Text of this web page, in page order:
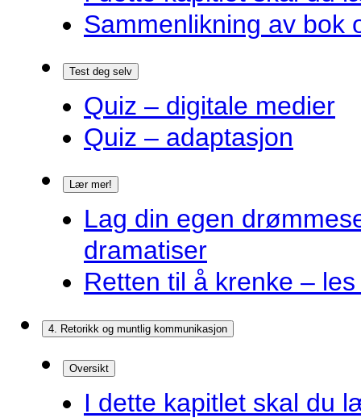
Sammenlikning av bok
Test deg selv
Quiz – digitale medier
Quiz – adaptasjon
Lær mer!
Lag din egen
dramatiser
Retten til å krenke –
4. Retorikk og muntlig kommunikasjon
Oversikt
I dette kapitlet skal du